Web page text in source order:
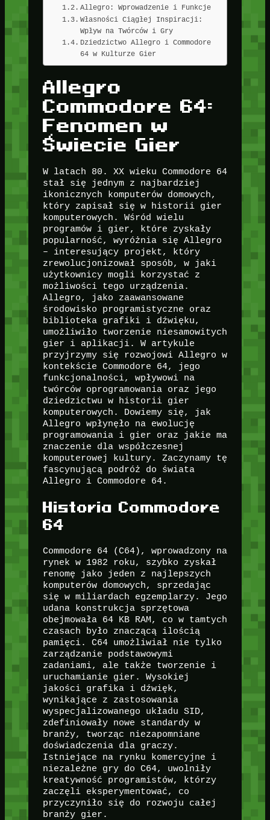
Allegro: Wprowadzenie i Funkcje
Własności Ciągłej Inspiracji:
Wpływ na Twórców i Gry
Dziedzictwo Allegro i Commodore
64 w Kulturze Gier
Allegro
Commodore 64:
Fenomen w
Świecie Gier
W latach 80. XX wieku Commodore 64
stał się jednym z najbardziej
ikonicznych komputerów domowych,
który zapisał się w historii gier
komputerowych. Wśród wielu
programów i gier, które zyskały
popularność, wyróżnia się Allegro
– interesujący projekt, który
zrewolucjonizował sposób, w jaki
użytkownicy mogli korzystać z
możliwości tego urządzenia.
Allegro, jako zaawansowane
środowisko programistyczne oraz
biblioteka grafiki i dźwięku,
umożliwiło tworzenie niesamowitych
gier i aplikacji. W artykule
przyjrzymy się rozwojowi Allegro w
kontekście Commodore 64, jego
funkcjonalności, wpływowi na
twórców oprogramowania oraz jego
dziedzictwu w historii gier
komputerowych. Dowiemy się, jak
Allegro wpłynęło na ewolucję
programowania i gier oraz jakie ma
znaczenie dla współczesnej
komputerowej kultury. Zaczynamy tę
fascynującą podróż do świata
Allegro i Commodore 64.
Historia Commodore
64
Commodore 64 (C64), wprowadzony na
rynek w 1982 roku, szybko zyskał
renomę jako jeden z najlepszych
komputerów domowych, sprzedając
się w miliardach egzemplarzy. Jego
udana konstrukcja sprzętowa
obejmowała 64 KB RAM, co w tamtych
czasach było znaczącą ilością
pamięci. C64 umożliwiał nie tylko
zarządzanie podstawowymi
zadaniami, ale także tworzenie i
uruchamianie gier. Wysokiej
jakości grafika i dźwięk,
wynikające z zastosowania
wyspecjalizowanego układu SID,
zdefiniowały nowe standardy w
branży, tworząc niezapomniane
doświadczenia dla graczy.
Istniejące na rynku komercyjne i
niezależne gry do C64, uwolniły
kreatywność programistów, którzy
zaczęli eksperymentować, co
przyczyniło się do rozwoju całej
branży gier.